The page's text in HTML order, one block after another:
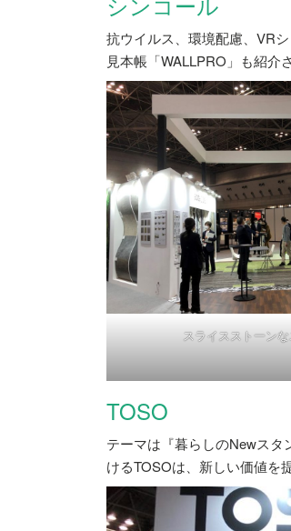
抗ウイルス、環境配慮、VR
見本帳「WALLPRO」も紹介
スライスストーン
TOSO
テーマは『暮らしのNewス
けるTOSOは、新しい価値を